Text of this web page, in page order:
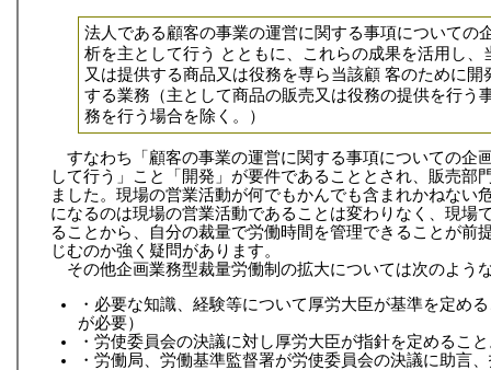
法人である顧客の事業の運営に関する事項についての
析を主として行う とともに、これらの成果を活用し、
又は提供する商品又は役務を専ら当該顧 客のために開
する業務（主として商品の販売又は役務の提供を行う
務を行う場合を除く。）
すなわち「顧客の事業の運営に関する事項についての企
して行う」こと「開発」が要件であることとされ、販売部
ました。現場の営業活動が何でもかんでも含まれかねない
になるのは現場の営業活動であることは変わりなく、現場
ることから、自分の裁量で労働時間を管理できることが前
じむのか強く疑問があります。
その他企画業務型裁量労働制の拡大については次のよう
・必要な知識、経験等について厚労大臣が基準を定め
が必要）
・労使委員会の決議に対し厚労大臣が指針を定めるこ
・労働局、労働基準監督署が労使委員会の決議に助言